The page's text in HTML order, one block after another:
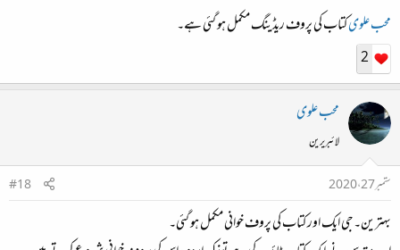
محب علویکتاب کی پروف ریڈینگ مکمل ہو گئی ہے۔
2
محب علوی
لائبریرین
ستمبر 27، 2020
#18
بہترین۔جی ایک اور کتاب کی پروف خوانی مکمل ہو گئی۔